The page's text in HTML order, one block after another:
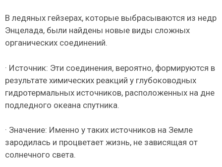
В ледяных гейзерах, которые выбрасываются из недр
Энцелада, были найдены новые виды сложных
органических соединений.
· Источник: Эти соединения, вероятно, формируются в
результате химических реакций у глубоководных
гидротермальных источников, расположенных на дне
подледного океана спутника.
· Значение: Именно у таких источников на Земле
зародилась и процветает жизнь, не зависящая от
солнечного света.